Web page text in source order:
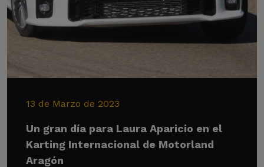
13 de Marzo de 2023
Un gran día para Laura Aparicio en el
Karting Internacional de Motorland
Aragón